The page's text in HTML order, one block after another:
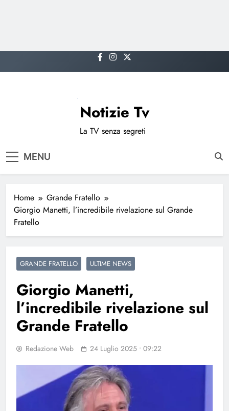
to
Notizie Tv
La TV senza segreti
MENU
Home
Grande Fratello
Giorgio Manetti, l’incredibile rivelazione sul Grande
Fratello
GRANDE FRATELLO ULTIME NEWS
Giorgio Manetti,
l’incredibile rivelazione sul
Grande Fratello
Redazione Web 24 Luglio 2025 • 09:22